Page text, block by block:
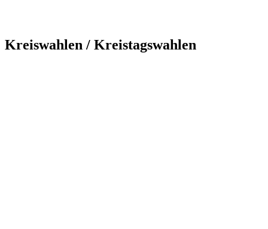
Kreiswahlen / Kreistagswahlen